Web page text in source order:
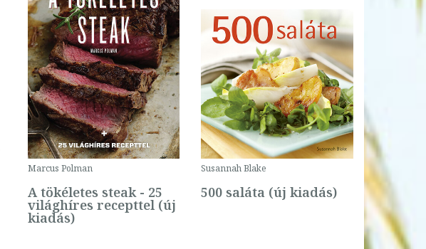
Marcus Polman
A tökéletes steak - 25
világhíres recepttel (új
kiadás)
Susannah Blake
500 saláta (új kiadás)